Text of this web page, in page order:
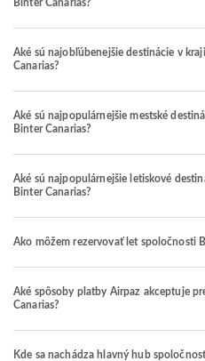
Binter Canarias?
Aké sú najobľúbenejšie destinácie v
Canarias?
Aké sú najpopulárnejšie mestské
Binter Canarias?
Aké sú najpopulárnejšie letiskové
Binter Canarias?
Ako môžem rezervovať let spoločnosti
Aké spôsoby platby Airpaz akceptuje
Canarias?
Kde sa nachádza hlavný hub